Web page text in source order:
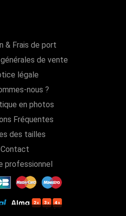
& Frais de port
de vente
légale
nous ?
en photos
Fréquentes
des tailles
Contact
professionnel